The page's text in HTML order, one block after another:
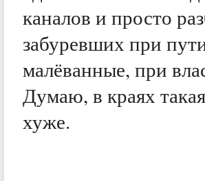
каналов и просто
забуревших при
малёванные, при
Думаю, в краях
хуже.